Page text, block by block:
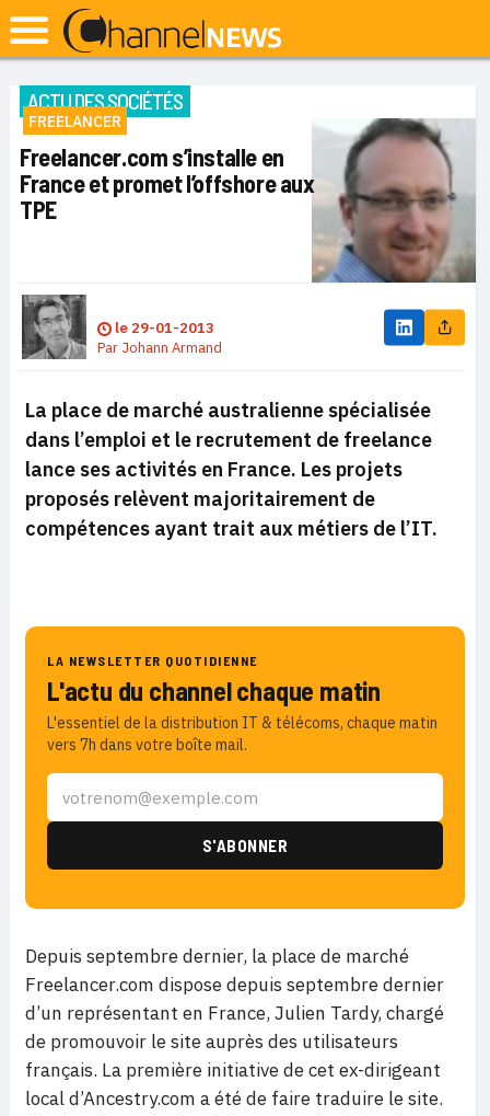
ACTU DES SOCIÉTÉS
FREELANCER
Freelancer.com s’installe en
France et promet l’offshore aux
TPE
le 29-01-2013
Par Johann Armand
La place de marché australienne spécialisée
dans l’emploi et le recrutement de freelance
lance ses activités en France. Les projets
proposés relèvent majoritairement de
compétences ayant trait aux métiers de l’IT.
LA NEWSLETTER QUOTIDIENNE
L'actu du channel chaque matin
L'essentiel de la distribution IT & télécoms, chaque matin
vers 7h dans votre boîte mail.
Depuis septembre dernier, la place de marché
Freelancer.com dispose depuis septembre dernier
d’un représentant en France, Julien Tardy, chargé
de promouvoir le site auprès des utilisateurs
français. La première initiative de cet ex-dirigeant
local d’Ancestry.com a été de faire traduire le site.